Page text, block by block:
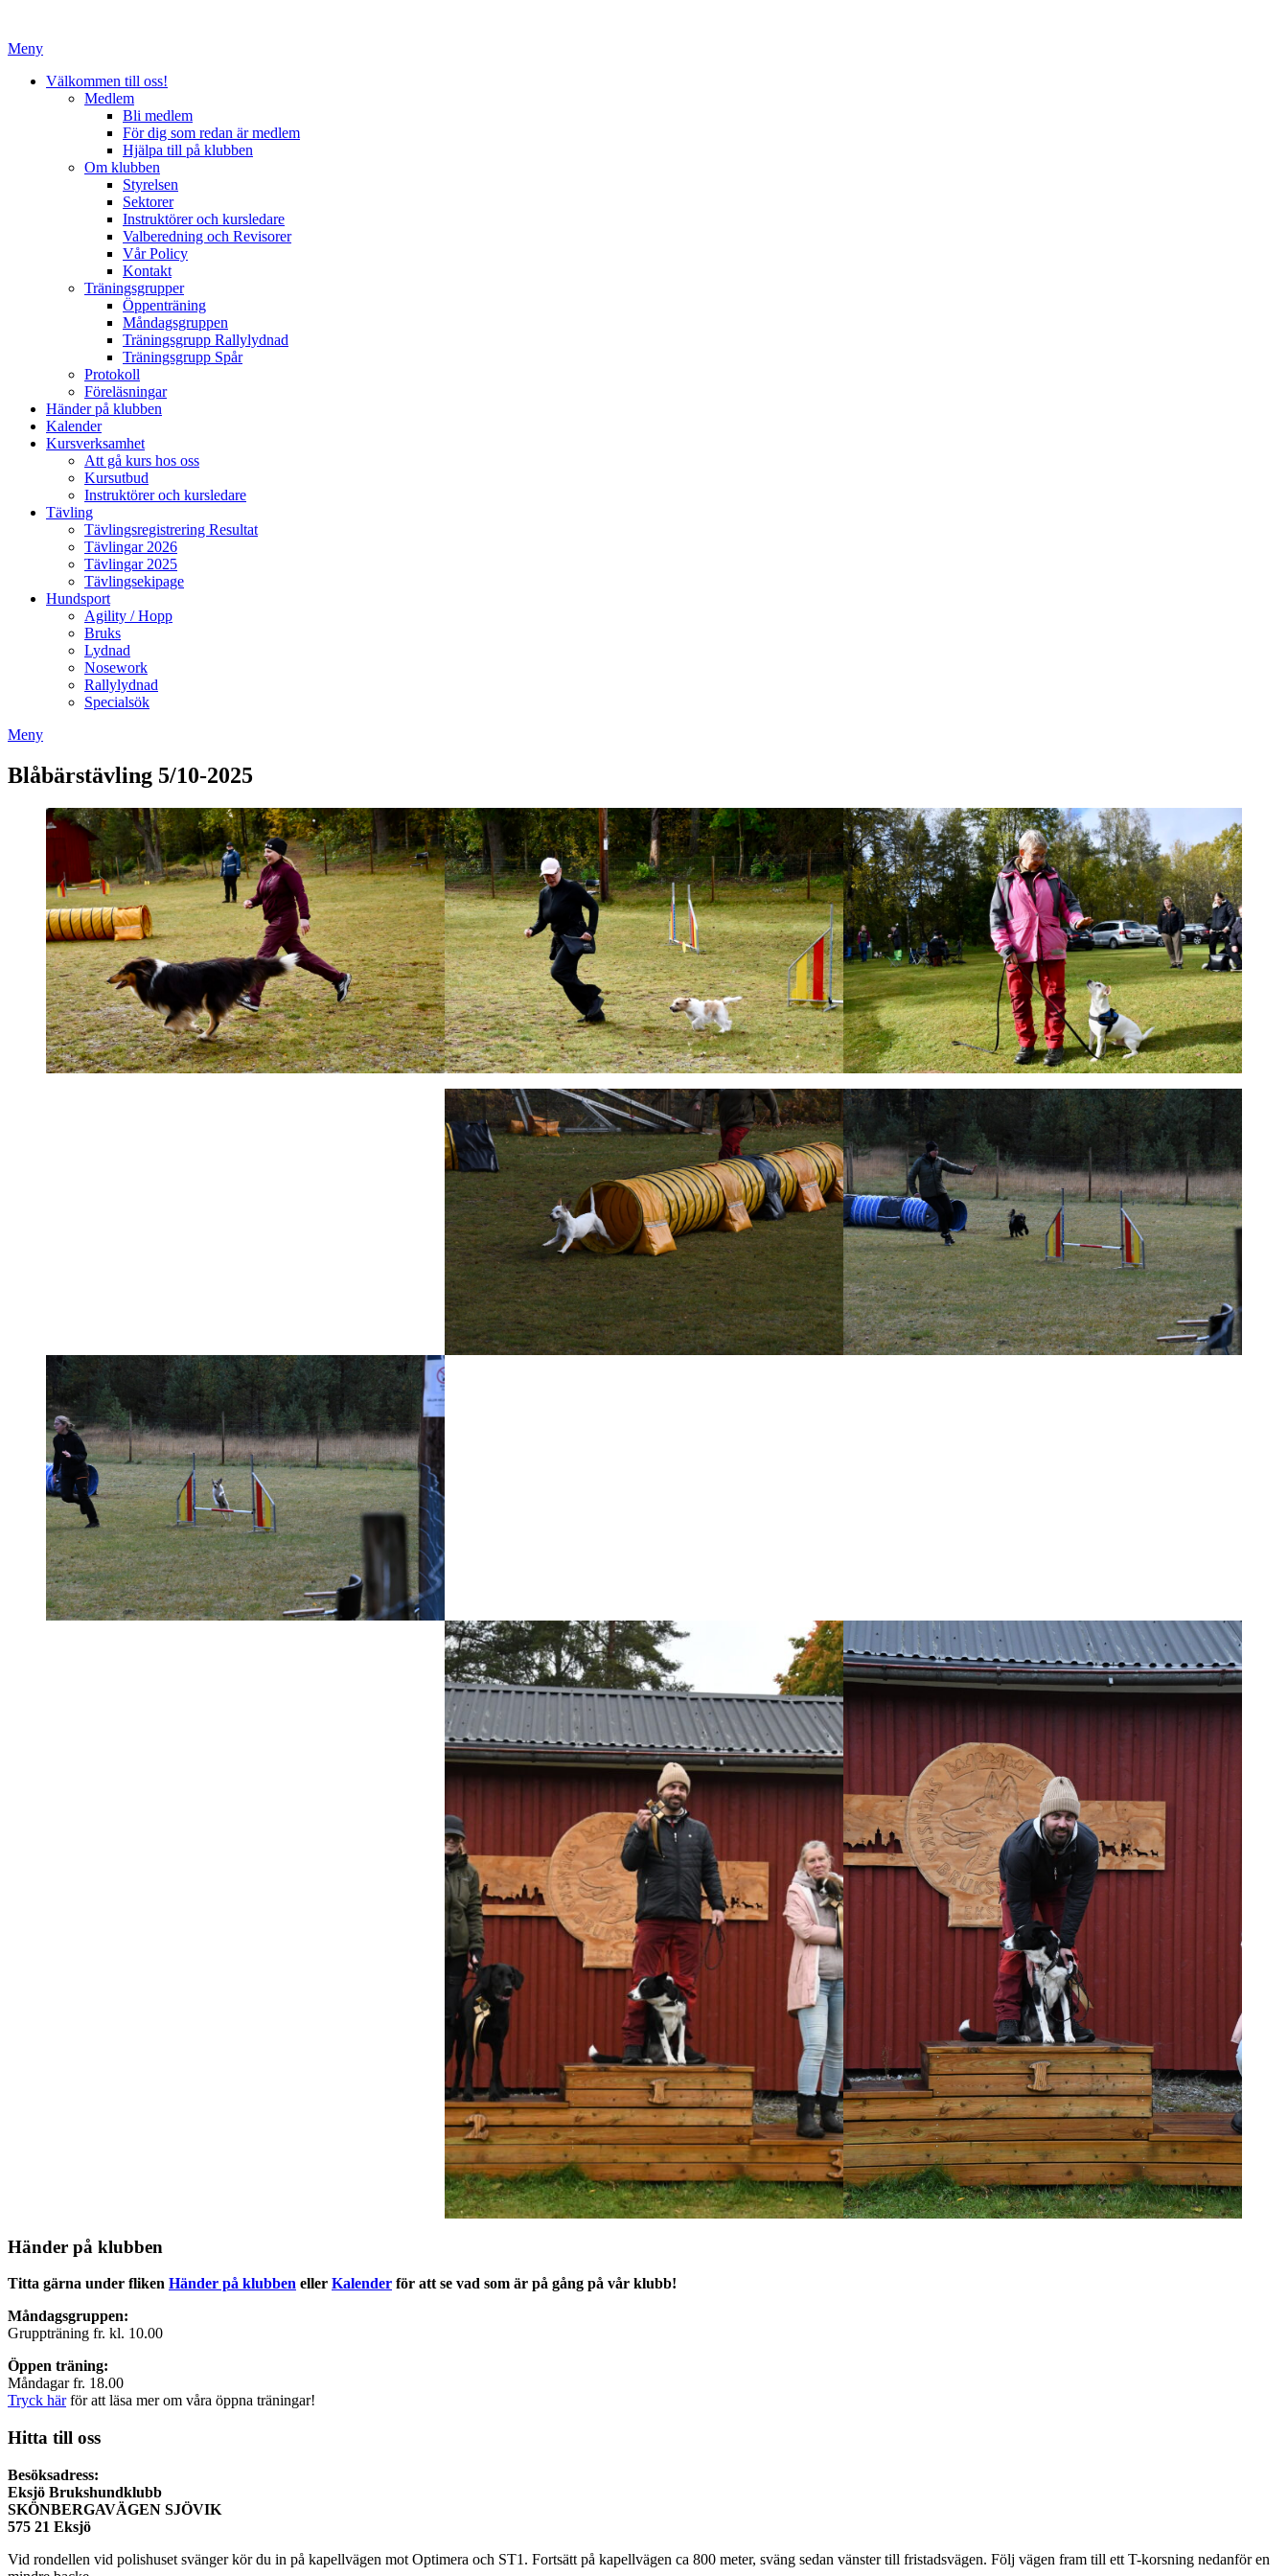
innehåll
Meny
Välkommen till oss!
Medlem
Bli medlem
För dig som redan är medlem
Hjälpa till på klubben
Om klubben
Styrelsen
Sektorer
Instruktörer och kursledare
Valberedning och Revisorer
Vår Policy
Kontakt
Träningsgrupper
Öppenträning
Måndagsgruppen
Träningsgrupp Rallylydnad
Träningsgrupp Spår
Protokoll
Föreläsningar
Händer på klubben
Kalender
Kursverksamhet
Att gå kurs hos oss
Kursutbud
Instruktörer och kursledare
Tävling
Tävlingsregistrering Resultat
Tävlingar 2026
Tävlingar 2025
Tävlingsekipage
Hundsport
Agility / Hopp
Bruks
Lydnad
Nosework
Rallylydnad
Specialsök
Meny
Blåbärstävling 5/10-2025
Händer på klubben
Titta gärna under fliken Händer på klubben eller Kalender för att se vad som är på gång på vår klubb!
Måndagsgruppen:
Gruppträning fr. kl. 10.00
Öppen träning:
Måndagar fr. 18.00
Tryck härför att läsa mer om våra öppna träningar!
Hitta till oss
Besöksadress:
Eksjö Brukshundklubb
SKÖNBERGAVÄGEN SJÖVIK
575 21 Eksjö
Vid rondellen vid polishuset svänger kör du in på kapellvägen mot Optimera och ST1. Fortsätt på kapellvägen ca 800 meter, sväng sedan vänster till fristadsvägen. Följ vägen fram till ett T-korsning nedanför en